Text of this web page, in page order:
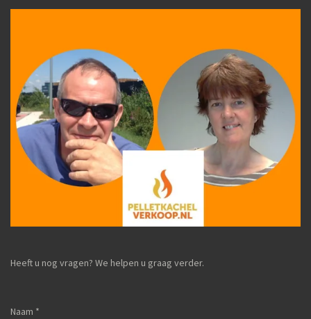
Heeft u nog vragen? We helpen u graag verder.
Naam *